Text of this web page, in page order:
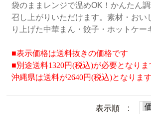
袋のままレンジで温めOK！かんたん
召し上がりいただけます。素材・おい
り上げた中華まん・餃子・ホットケー
■表示価格は送料抜きの価格です
■別途送料1320円(税込)が必要となり
沖縄県は送料が2640円(税込)となります
表示順 :